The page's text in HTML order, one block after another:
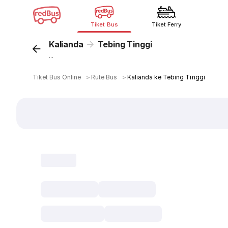
Tiket Bus Tiket Ferry
Kalianda Tebing Tinggi
...
Tiket Bus Online ＞ Rute Bus ＞Kalianda ke Tebing Tinggi